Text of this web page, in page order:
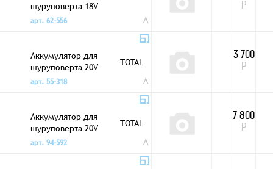
шуруповерта 18V
4,0Ah Li-ion E0103
арт. 62-556 A
Р
Аккумулятор для
шуруповерта 20V
2,0Ah Li-ion
TOTAL
арт. 55-318
A
3 700
Р
Аккумулятор для
шуруповерта 20V
4,0Ah Li-ion
TOTAL
арт. 94-592
A
7 800
Р